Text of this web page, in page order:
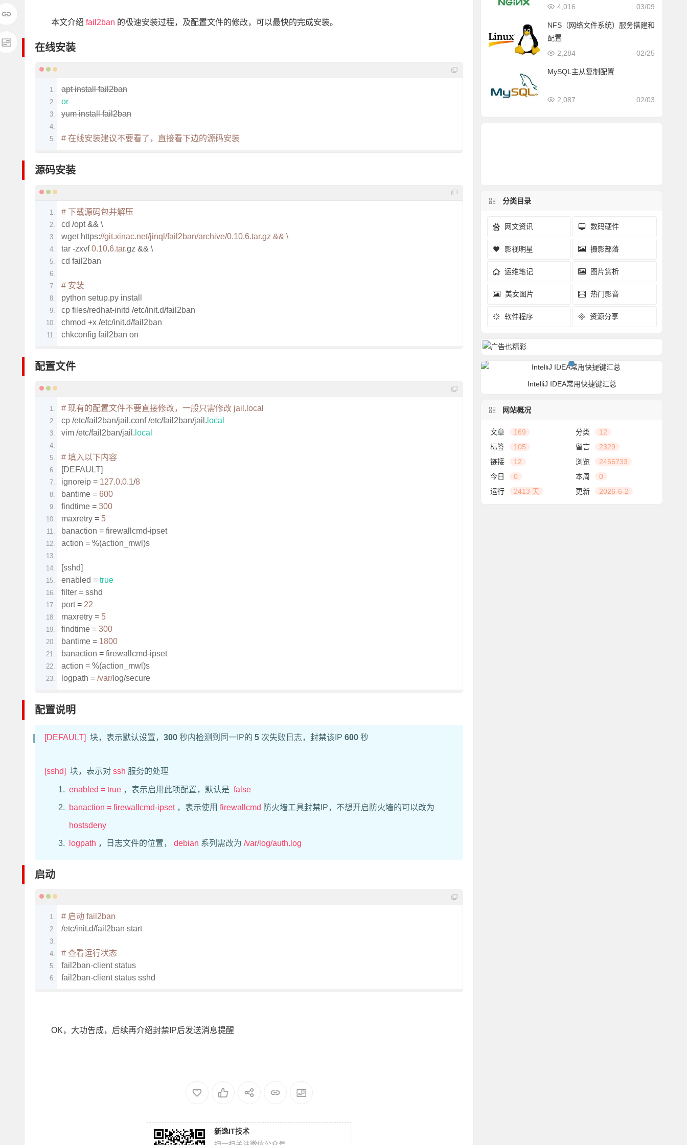
本文介绍 fail2ban 的极速安装过程，及配置文件的修改，可以最快的完成安装。
在线安装
apt install fail2ban
or
yum install fail2ban
# 在线安装建议不要看了，直接看下边的源码安装
源码安装
# 下载源码包并解压
cd /opt && \
wget https://git.xinac.net/jinql/fail2ban/archive/0.10.6.tar.gz && \
tar -zxvf 0.10.6.tar.gz && \
cd fail2ban
# 安装
python setup.py install
cp files/redhat-initd /etc/init.d/fail2ban
chmod +x /etc/init.d/fail2ban
chkconfig fail2ban on
配置文件
# 现有的配置文件不要直接修改，一般只需修改 jail.local
cp /etc/fail2ban/jail .conf /etc/fail2ban/jail . local
vim /etc/fail2ban/jail . local
# 填入以下内容
[DEFAULT]
ignoreip = 127.0.0.1/8
bantime = 600
findtime = 300
maxretry = 5
banaction = firewallcmd-ipset
action = %(action_mwl )s
[sshd]
enabled = true
filter = sshd
port = 22
maxretry = 5
findtime = 300
bantime = 1800
banaction = firewallcmd-ipset
action = %(action_mwl )s
logpath = /var/log/secure
配置说明
[DEFAULT] 块，表示默认设置， 300 秒内检测到同一IP的 5 次失败日志，封禁该IP 600 秒
[sshd] 块，表示对 ssh 服务的处理
enabled = true ，表示启用此项配置，默认是 false
banaction = firewallcmd-ipset ，表示使用 firewallcmd 防火墙工具封禁IP，不想开启防火墙的可以改为
hostsdeny
logpath ，日志文件的位置， debian 系列需改为 /var/log/auth.log
启动
# 启动 fail2ban
/etc/init.d/fail2ban start
# 查看运行状态
fail2ban-client status
fail2ban-client status sshd
OK，大功告成，后续再介绍封禁IP后发送消息提醒
新逸IT技术
03/09
4,016
NFS（网络文件系统）服务搭建和
配置
02/25
2,284
MySQL主从复制配置
02/03
2,087
分类目录
网文资讯 数码硬件
影视明星 摄影部落
运维笔记 图片赏析
美女图片 热门影音
软件程序 资源分享
IntelliJ IDEA常用快捷键汇总
网站概况
文章 169 分类
12
标签
105 留言
2329
链接
12 浏览
2456733
今日
0 本周
0
运行
2413 天 更新 2026-6-2